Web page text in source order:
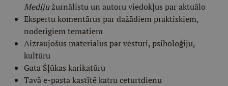
Medijužurnālistu un autoru viedokļus par aktuālo
Ekspertu komentārus par dažādiem praktiskiem,
noderīgiem tematiem
Aizraujošus materiālus par vēsturi, psiholoģiju,
kultūru
Gata Šļūkas karikatūru
Tavā e-pasta kastītē katru ceturtdienu